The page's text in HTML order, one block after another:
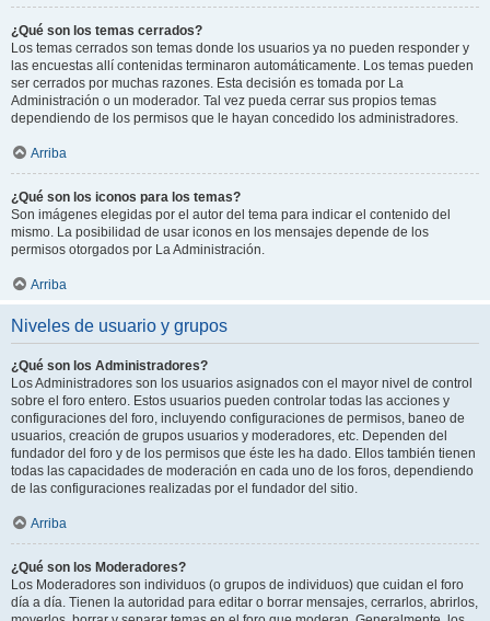
¿Qué son los temas cerrados?
Los temas cerrados son temas donde los usuarios ya no pueden responder y
las encuestas allí contenidas terminaron automáticamente. Los temas pueden
ser cerrados por muchas razones. Esta decisión es tomada por La
Administración o un moderador. Tal vez pueda cerrar sus propios temas
dependiendo de los permisos que le hayan concedido los administradores.
Arriba
¿Qué son los iconos para los temas?
Son imágenes elegidas por el autor del tema para indicar el contenido del
mismo. La posibilidad de usar iconos en los mensajes depende de los
permisos otorgados por La Administración.
Arriba
Niveles de usuario y grupos
¿Qué son los Administradores?
Los Administradores son los usuarios asignados con el mayor nivel de control
sobre el foro entero. Estos usuarios pueden controlar todas las acciones y
configuraciones del foro, incluyendo configuraciones de permisos, baneo de
usuarios, creación de grupos usuarios y moderadores, etc. Dependen del
fundador del foro y de los permisos que éste les ha dado. Ellos también tienen
todas las capacidades de moderación en cada uno de los foros, dependiendo
de las configuraciones realizadas por el fundador del sitio.
Arriba
¿Qué son los Moderadores?
Los Moderadores son individuos (o grupos de individuos) que cuidan el foro
día a día. Tienen la autoridad para editar o borrar mensajes, cerrarlos, abrirlos,